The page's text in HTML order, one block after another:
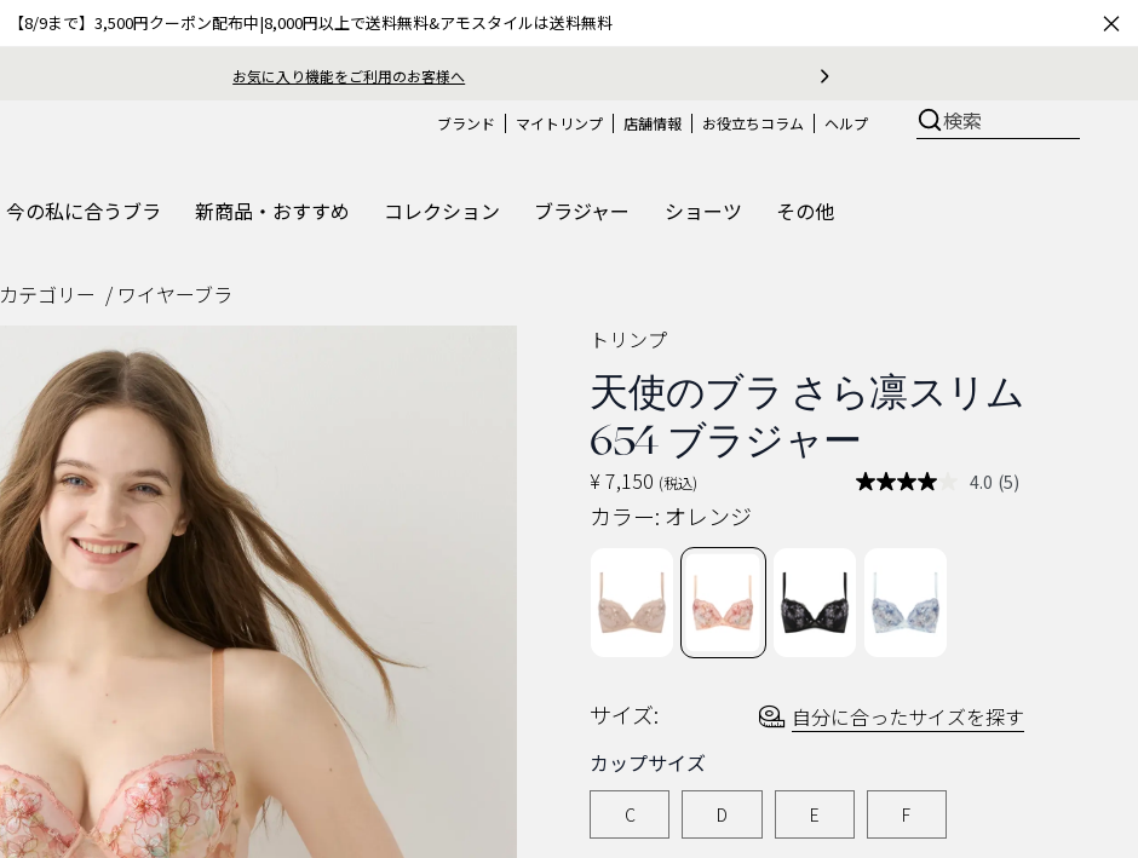
【8/9まで】3,500円クーポン配布中|8,000円以上で送料無料&アモスタイルは送料無料 ×
おうちで簡単♪ブラサイズの測り方、選び方
ブランド マイトリンプ 店舗情報 お役立ちコラム ヘルプ
今の私に合うブラ 新商品・おすすめ コレクション ブラジャー ショーツ その他
検索
カテゴリー ワイヤーブラ
トリンプ
天使のブラ さら凛スリム
654 ブラジャー
¥ 7,150 (税込) 4.0 レ
ジ
の
(5)
カラー: オレンジ
サイズ:
自分に合ったサイズを探す
カップサイズ
C D E F